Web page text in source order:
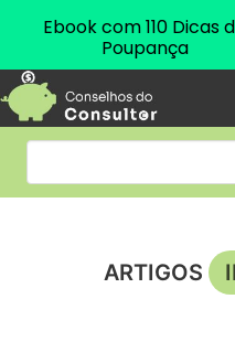
ARTIGOS
Ebook com 110 Dicas
Poupança